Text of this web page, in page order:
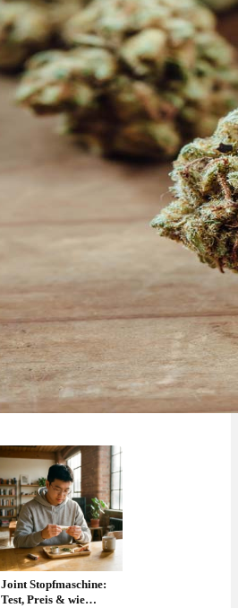
Joint Stopfmaschine:
Test, Preis & wie